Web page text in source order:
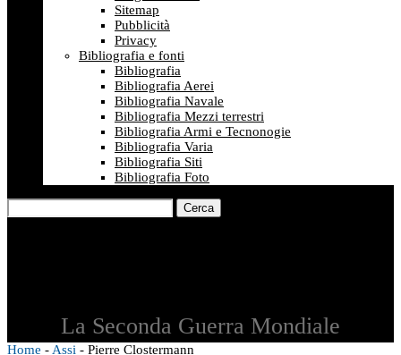
Sitemap
Pubblicità
Privacy
Bibliografia e fonti
Bibliografia
Bibliografia Aerei
Bibliografia Navale
Bibliografia Mezzi terrestri
Bibliografia Armi e Tecnonogie
Bibliografia Varia
Bibliografia Siti
Bibliografia Foto
Cerca
La Seconda Guerra Mondiale
Home - Assi - Pierre Clostermann